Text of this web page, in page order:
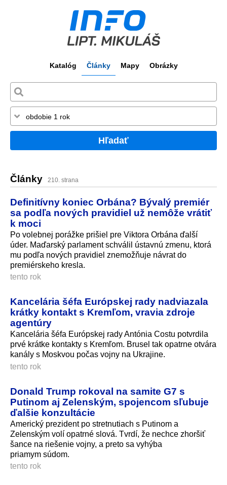
Katalóg Články Mapy Obrázky
Hľadať
Články 210. strana
Definitívny koniec Orbána? Bývalý premiér
sa podľa nových pravidiel už nemôže vrátiť
k moci
Po volebnej porážke prišiel pre Viktora Orbána ďalší
úder. Maďarský parlament schválil ústavnú zmenu, ktorá
mu podľa nových pravidiel znemožňuje návrat do
premiérskeho kresla.
tento rok
Kancelária šéfa Európskej rady nadviazala
krátky kontakt s Kremľom, vravia zdroje
agentúry
Kancelária šéfa Európskej rady Antónia Costu potvrdila
prvé krátke kontakty s Kremľom. Brusel tak opatrne otvára
kanály s Moskvou počas vojny na Ukrajine.
tento rok
Donald Trump rokoval na samite G7 s
Putinom aj Zelenským, spojencom sľubuje
ďalšie konzultácie
Americký prezident po stretnutiach s Putinom a
Zelenským volí opatrné slová. Tvrdí, že nechce zhoršiť
šance na riešenie vojny, a preto sa vyhýba
priamym súdom.
tento rok